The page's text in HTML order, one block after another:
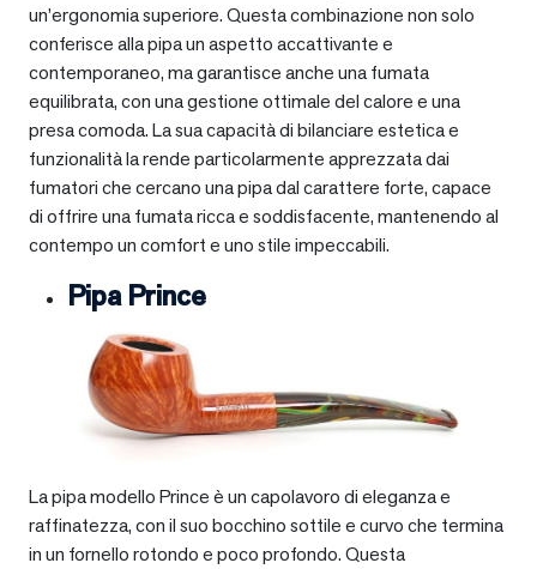
un’ergonomia superiore. Questa combinazione non solo
conferisce alla pipa un aspetto accattivante e
contemporaneo, ma garantisce anche una fumata
equilibrata, con una gestione ottimale del calore e una
presa comoda. La sua capacità di bilanciare estetica e
funzionalità la rende particolarmente apprezzata dai
fumatori che cercano una pipa dal carattere forte, capace
di offrire una fumata ricca e soddisfacente, mantenendo al
contempo un comfort e uno stile impeccabili.
Pipa Prince
La pipa modello Prince è un capolavoro di eleganza e
raffinatezza, con il suo bocchino sottile e curvo che termina
in un fornello rotondo e poco profondo. Questa